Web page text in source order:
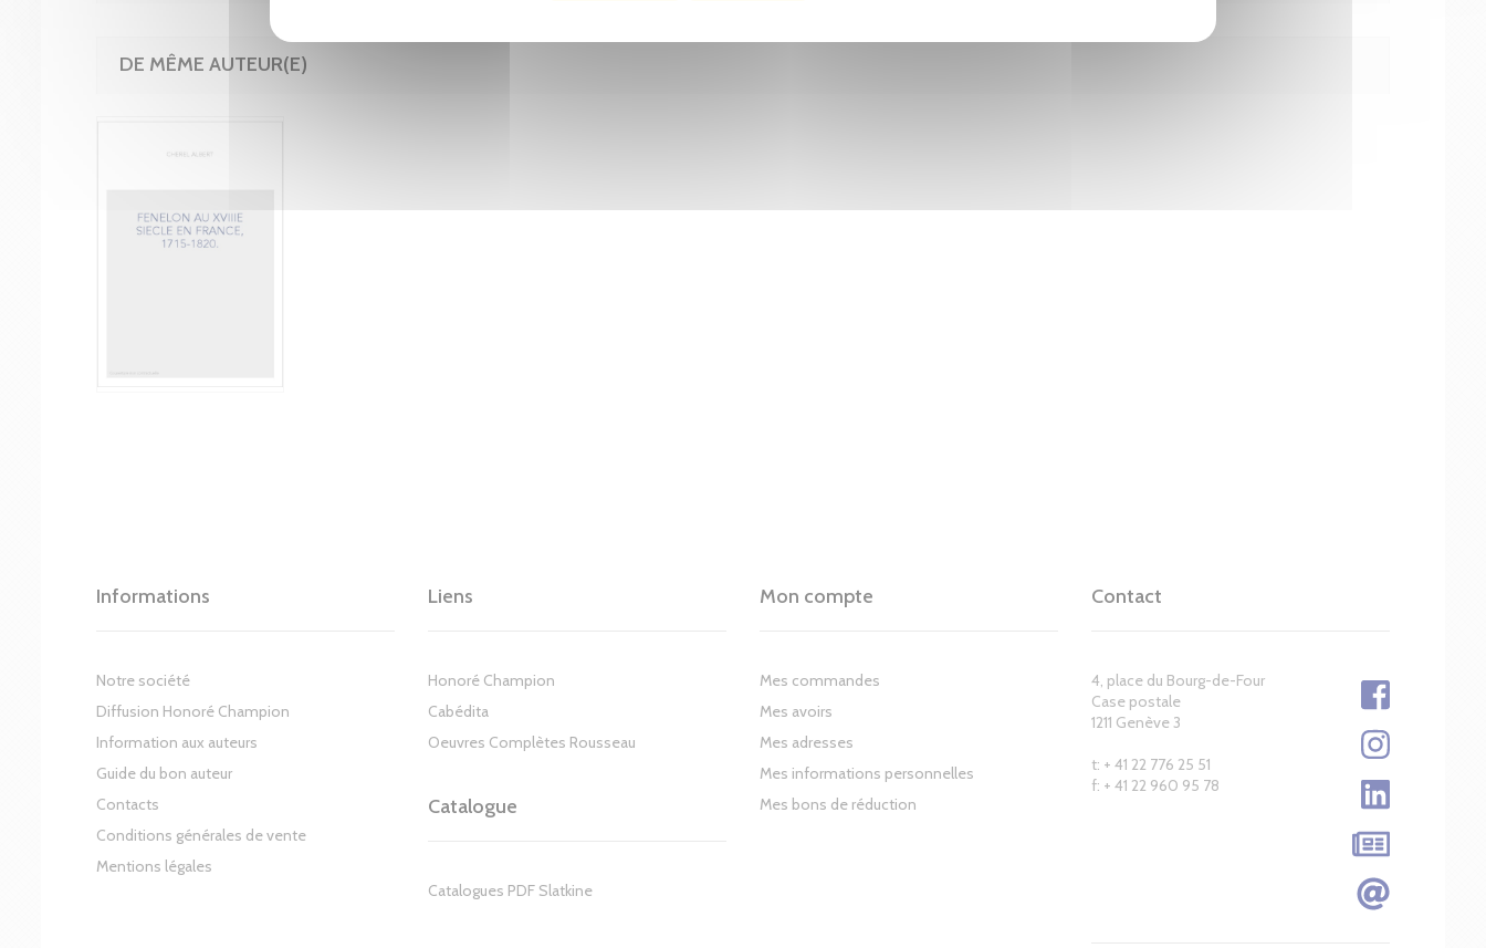
DE MÊME AUTEUR(E)
Informations
Notre société
Diffusion Honoré Champion
Information aux auteurs
Guide du bon auteur
Contacts
Conditions générales de vente
Mentions légales
Liens
Honoré Champion
Cabédita
Oeuvres Complètes Rousseau
Catalogue
Catalogues PDF Slatkine
Mon compte
Mes commandes
Mes avoirs
Mes adresses
Mes informations personnelles
Mes bons de réduction
Contact
4, place du Bourg-de-Four
Case postale
1211 Genève 3
t: + 41 22 776 25 51
f: + 41 22 960 95 78